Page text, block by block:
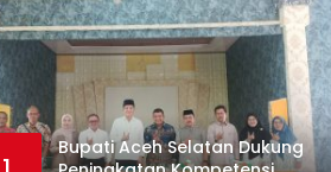
Bupati Aceh Selatan Dukung